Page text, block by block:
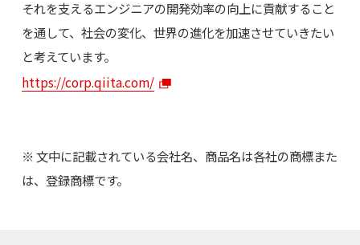
それを支えるエンジニアの開発効率の向上に貢献すること
を通して、社会の変化、世界の進化を加速させていきたい
と考えています。
https://corp.qiita.com/
※ 文中に記載されている会社名、商品名は各社の商標また
は、登録商標です。